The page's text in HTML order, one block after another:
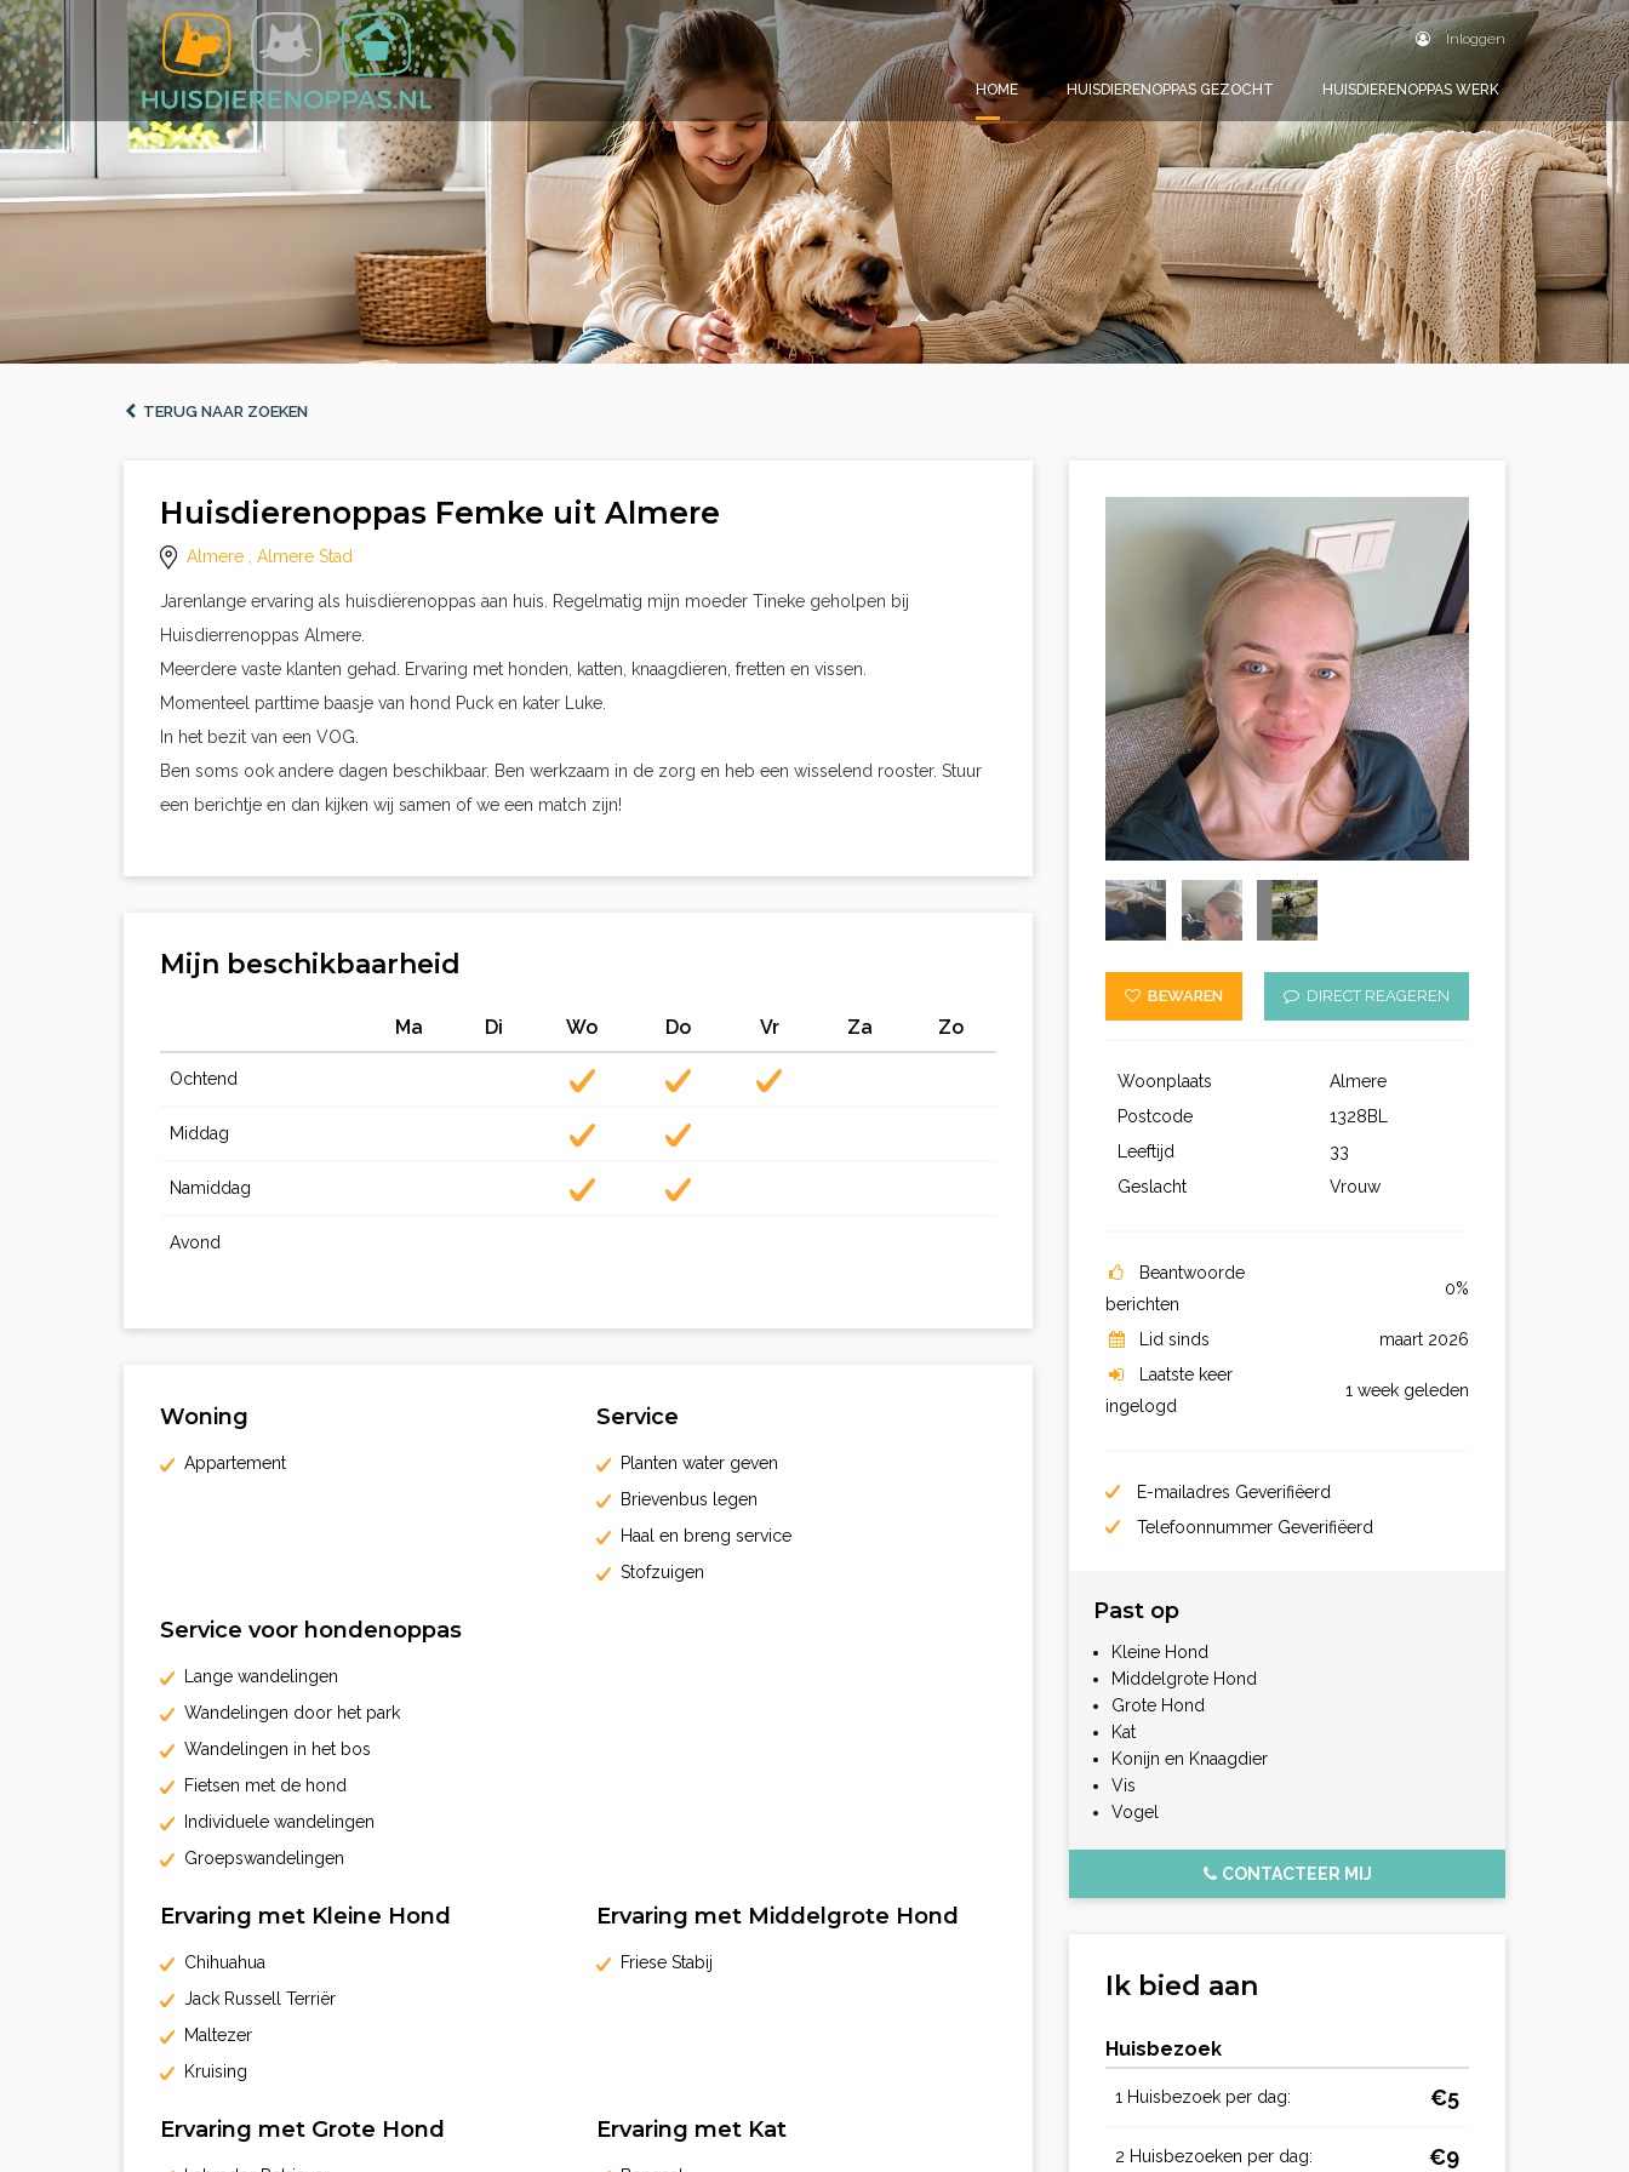
Inloggen
HOME HUISDIERENOPPAS GEZOCHT HUISDIERENOPPAS WERK
TERUG NAAR ZOEKEN
Huisdierenoppas Femke uit Almere
Almere , Almere Stad
Jarenlange ervaring als huisdierenoppas aan huis. Regelmatig mijn moeder Tineke geholpen bij
Huisdierrenoppas Almere.
Meerdere vaste klanten gehad. Ervaring met honden, katten, knaagdieren, fretten en vissen.
Momenteel parttime baasje van hond Puck en kater Luke.
In het bezit van een VOG.
Ben soms ook andere dagen beschikbaar. Ben werkzaam in de zorg en heb een wisselend rooster. Stuur
een berichtje en dan kijken wij samen of we een match zijn!
Mijn beschikbaarheid
Ma Di Wo Do Vr Za Zo
Ochtend
Middag
Namiddag
Avond
Woning
Appartement
Service
Planten water geven
Brievenbus legen
Haal en breng service
Stofzuigen
Service voor hondenoppas
Lange wandelingen
Wandelingen door het park
Wandelingen in het bos
Fietsen met de hond
Individuele wandelingen
Groepswandelingen
Ervaring met Kleine Hond
Chihuahua
Jack Russell Terriër
Maltezer
Kruising
Ervaring met Middelgrote Hond
Friese Stabij
Ervaring met Grote Hond Ervaring met Kat
BEWAREN DIRECT REAGEREN
Woonplaats
Almere
Postcode
1328BL
Leeftijd
33
Geslacht
Vrouw
Beantwoorde
berichten
0%
Lid sinds
maart 2026
Laatste keer
ingelogd
1 week geleden
E-mailadres Geverifiëerd
Telefoonnummer Geverifiëerd
Past op
Kleine Hond
Middelgrote Hond
Grote Hond
Kat
Konijn en Knaagdier
Vis
Vogel
CONTACTEER MIJ
Ik bied aan
Huisbezoek
1 Huisbezoek per dag: €5
2 Huisbezoeken per dag: €9